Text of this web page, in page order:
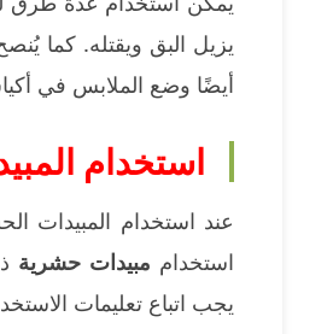
يزيل البق ويقتله. كما
أيضًا وضع الملابس في
استخدام
عند استخدام المبيدات
استخدام مبيدات حشرية
يجب اتباع تعليمات